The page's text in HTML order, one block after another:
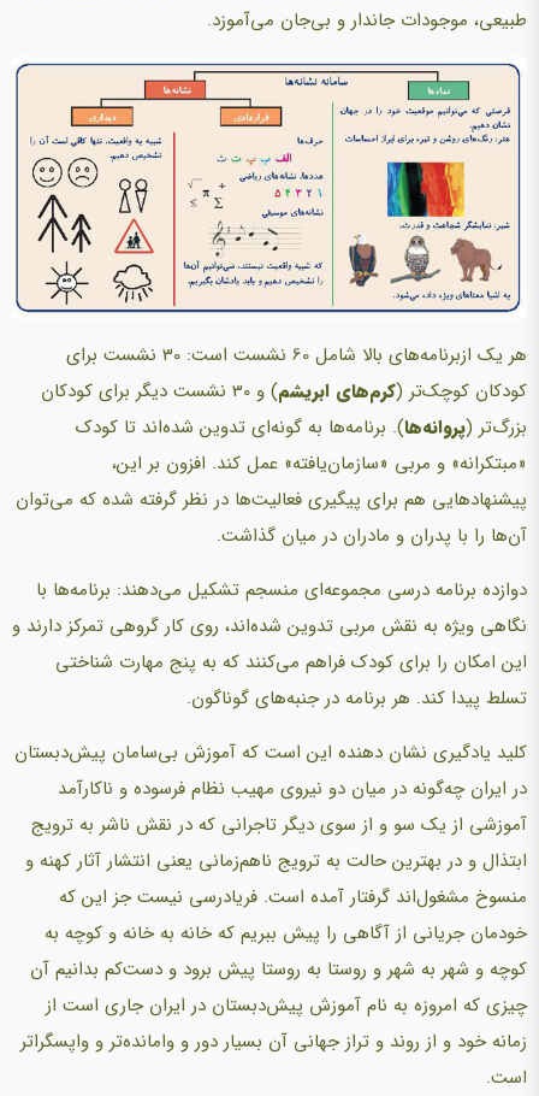
طبیعی، موجودات جاندار و بی‌جان می‌آموزد.
هر یک ازبرنامه‌های بالا شامل 60 نشست است: 30 نشست برای
کودکان کوچک‌تر (کرم‌های ابریشم
) و 30 نشست دیگر برای کودکان
بزرگ‌تر (پروانه‌ها). برنامه‌ها به گونه‌ای تدوین شده‌اند تا کودک
«مبتکرانه» و مربی «سازمان‌یافته» عمل کند. افزون بر این،
پیشنهادهایی هم برای پیگیری فعالیت‌ها در نظر گرفته شده که می‌توان
آن‌ها را با پدران و مادران در میان گذاشت.
دوازده برنامه درسی مجموعه‌ای منسجم تشکیل می‌دهند: برنامه‌ها با
نگاهی ویژه به نقش مربی تدوین شده‌اند، روی کار گروهی تمرکز دارند و
این امکان را برای کودک فراهم می‌کنند که به پنج مهارت شناختی
تسلط پیدا کند. هر برنامه در جنبه‌های گوناگون.
کلید یادگیری نشان دهنده این است که آموزش بی‌سامان پیش‌دبستان
در ایران چه‌گونه در میان دو نیروی مهیب نظام فرسوده و ناکارآمد
آموزشی از یک سو و از سوی دیگر تاجرانی که در نقش ناشر به ترویج
ابتذال و در بهترین حالت به ترویج ناهم‌زمانی یعنی انتشار آثار کهنه و
منسوخ مشغول‌اند گرفتار آمده است. فریادرسی نیست جز این که
خودمان جریانی از آگاهی را پیش ببریم که خانه به خانه و کوچه به
کوچه و شهر به شهر و روستا به روستا پیش برود و دست‌کم بدانیم آن
چیزی که امروزه به نام آموزش پیش‌دبستان در ایران جاری است از
زمانه خود و از روند و تراز جهانی آن بسیار دور و وامانده‌تر و واپسگراتر
است.